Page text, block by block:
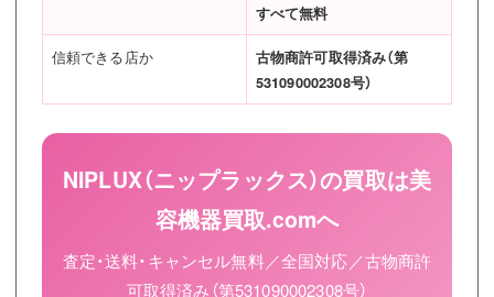
すべて無料
信頼できる店か
古物商許可取得済み（第
531090002308号）
NIPLUX（ニップラックス）の買取は美
容機器買取.comへ
査定・送料・キャンセル無料／全国対応／古物商許
可取得済み（第531090002308号）